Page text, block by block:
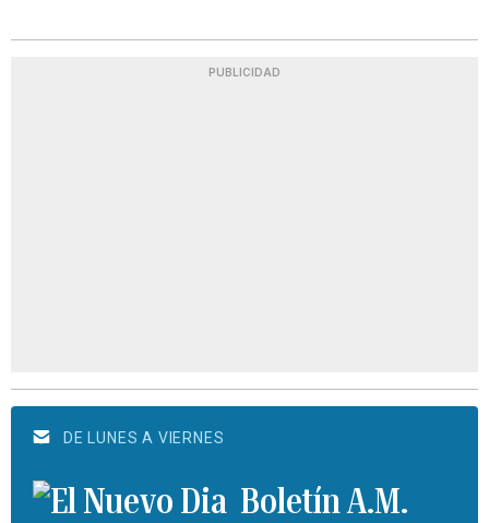
PUBLICIDAD
DE LUNES A VIERNES
Boletín A.M.